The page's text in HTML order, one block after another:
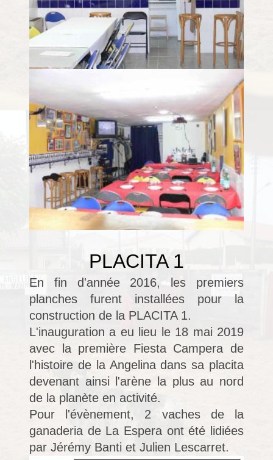
PLACITA 1
En fin d'année 2016, les premiers
planches furent installées pour la
construction de la PLACITA 1.
L'inauguration a eu lieu le 18 mai 2019
avec la première Fiesta Campera de
l'histoire de la Angelina dans sa placita
devenant ainsi l'arène la plus au nord
de la planète en activité.
Pour l'évènement, 2 vaches de la
ganaderia de La Espera ont été lidiées
par Jérémy Banti et Julien Lescarret.